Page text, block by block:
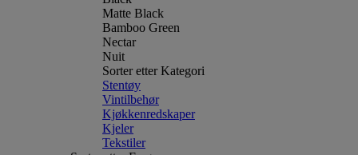
Matte Black
Bamboo Green
Nectar
Nuit
Sorter etter Kategori
Stentøy
Vintilbehør
Kjøkkenredskaper
Kjeler
Tekstiler